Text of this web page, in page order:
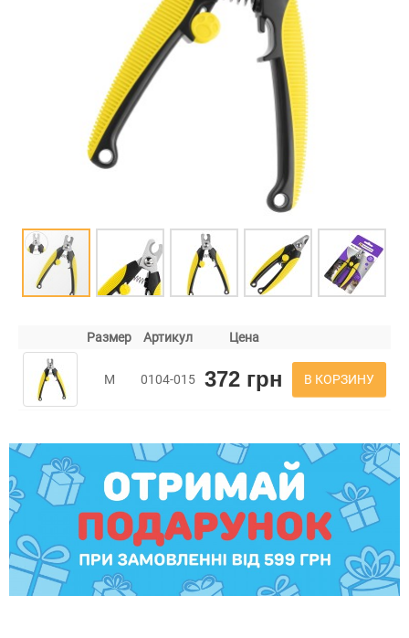
Размер Артикул Цена
M 0104-015 372 грн В КОРЗИНУ